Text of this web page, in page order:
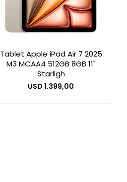
Tablet Apple iPad Air 7 2025
M3 MCAA4 512GB 8GB 11"
Starligh
USD 1.399,00